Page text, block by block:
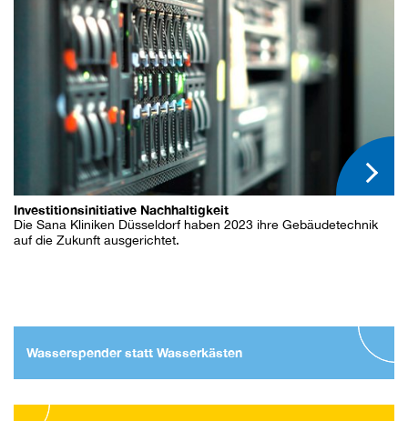
Investitionsinitiative Nachhaltigkeit
Die Sana Kliniken Düsseldorf haben 2023 ihre Gebäudetechnik
auf die Zukunft ausgerichtet.
Wasserspender statt Wasserkästen